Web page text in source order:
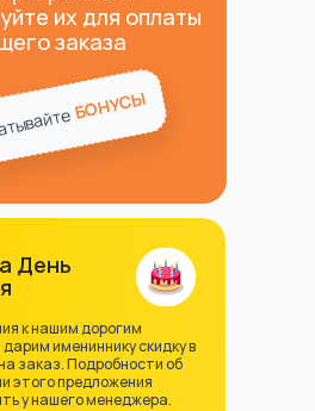
их для оплаты
заказа
День
к нашим дорогим
имениннику скидку в
заказ. Подробности об
этого предложения
у нашего менеджера.
БОНУСЫ